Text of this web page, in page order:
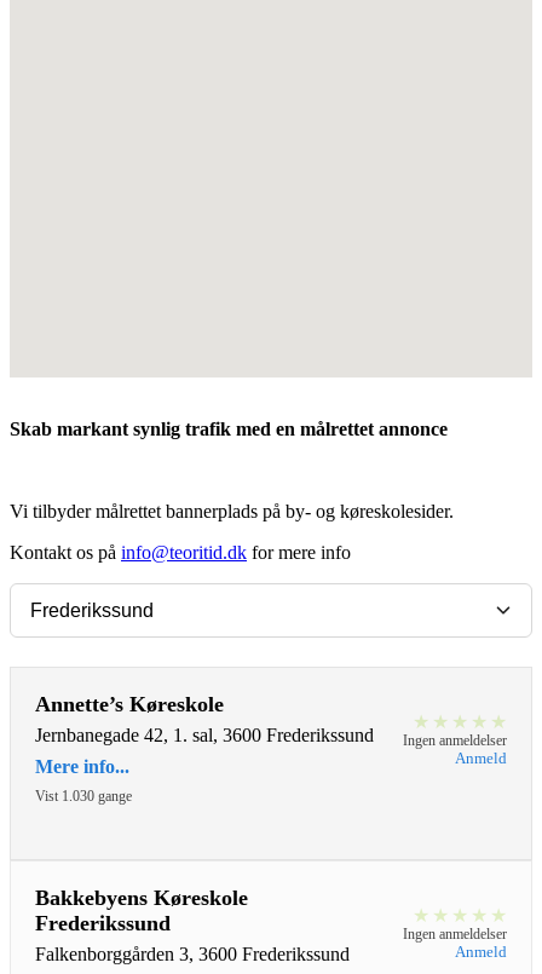
Skab markant synlig trafik med en målrettet annonce
Vi tilbyder målrettet bannerplads på by- og køreskolesider.
Kontakt os på info@teoritid.dk for mere info
Annette’s Køreskole
Jernbanegade 42, 1. sal, 3600 Frederikssund
Mere info...
Vist 1.030 gange
★ ★ ★ ★ ★
Ingen anmeldelser
Anmeld
Bakkebyens Køreskole
Frederikssund
Falkenborggården 3, 3600 Frederikssund
★ ★ ★ ★ ★
Ingen anmeldelser
Anmeld